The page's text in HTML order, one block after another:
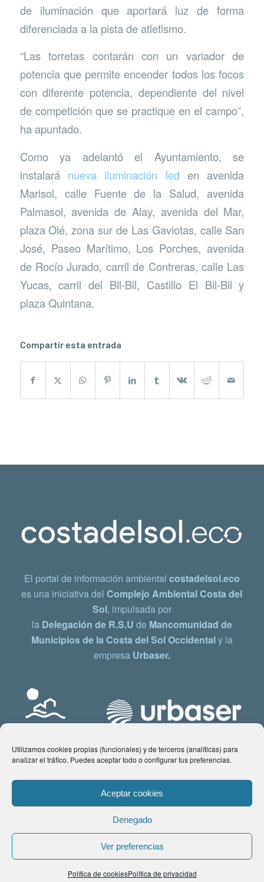
Utilizamos cookies propias (funcionales) y de terceros (analíticas) para
analizar el tráfico. Puedes aceptar todo o configurar tus preferencias.
Aceptar cookies
Denegado
Ver preferencias
Política de cookiesPolítica de privacidad
de iluminación que aportará luz de forma
diferenciada a la pista de atletismo.
“Las torretas contarán con un variador de
potencia que permite encender todos los focos
con diferente potencia, dependiente del nivel
de competición que se practique en el campo”,
ha apuntado.
Como ya adelantó el Ayuntamiento, se
instalará nueva iluminación leden avenida
Marisol, calle Fuente de la Salud, avenida
Palmasol, avenida de Alay, avenida del Mar,
plaza Olé, zona sur de Las Gaviotas, calle San
José, Paseo Marítimo, Los Porches, avenida
de Rocío Jurado, carril de Contreras, calle Las
Yucas, carril del Bil-Bil, Castillo El Bil-Bil y
plaza Quintana.
Compartir esta entrada
El portal de información ambiental costadelsol.eco
es una iniciativa delComplejo Ambiental Costa del
Sol, impulsada por
la Delegación de R.S.U de Mancomunidad de
Municipios de la Costa del Sol Occidentaly la
empresa Urbaser.
© Copyright 2021 www.costadelsol.eco. Todos los derechos reservados |
Aviso legal|Política de privacidad|Política de Cookies| Contacto:
comunicacion@costadelsol.eco